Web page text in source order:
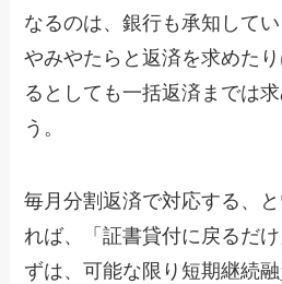
なるのは、銀行も承知して
やみやたらと返済を求めた
るとしても一括返済までは
う。
毎月分割返済で対応する、
れば、「証書貸付に戻るだ
ずは、可能な限り短期継続